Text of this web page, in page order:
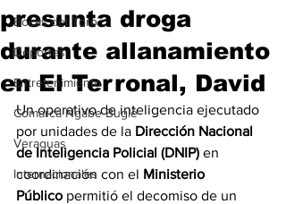
Bocas del Toro
Deportes
Entretenimiento
Comarca Ngäbe-Buglé
Veraguas
Internacionales
presunta droga
durante allanamiento
en El Terronal, David
Un operativo de inteligencia ejecutado
por unidades de la Dirección Nacional
de Inteligencia Policial (DNIP) en
coordinación con el Ministerio
Público permitió el decomiso de un